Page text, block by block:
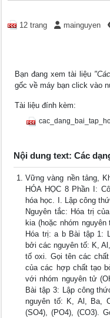
12 trang mainguyen
Bạn đang xem tài liệu
gốc về máy bạn click vào
Tài liệu đính kèm:
Nội dung text: Các
Vững vàng nền tảng,
HÓA HỌC 8 Phần I:
hóa học. I. Lập công
Nguyên tắc: Hóa trị
kia (hoặc nhóm
Hóa trị: a b Bài tập 1:
bởi các nguyên tố: K,
tố oxi. Gọi tên các
của các hợp chất tạo
với nhóm nguyên tử
Bài tập 3: Lập công
nguyên tố: K, Al, Ba,
(SO4), (PO4), (CO3).